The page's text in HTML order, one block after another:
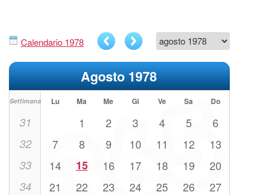
Calendario 1978
Agosto 1978
Settimana Lu Ma Me Gi Ve Sa Do
31 1 2 3 4 5 6
32 7 8 9 10 11 12 13
33 14 15 16 17 18 19 20
34 21 22 23 24 25 26 27